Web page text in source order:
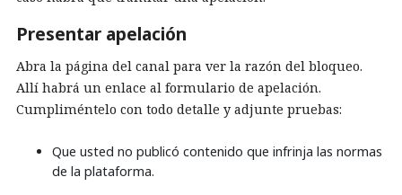
Presentar apelación
Abra la página del canal para ver la razón del bloqueo.
Allí habrá un enlace al formulario de apelación.
Cumpliméntelo con todo detalle y adjunte pruebas:
Que usted no publicó contenido que infrinja las normas
de la plataforma.